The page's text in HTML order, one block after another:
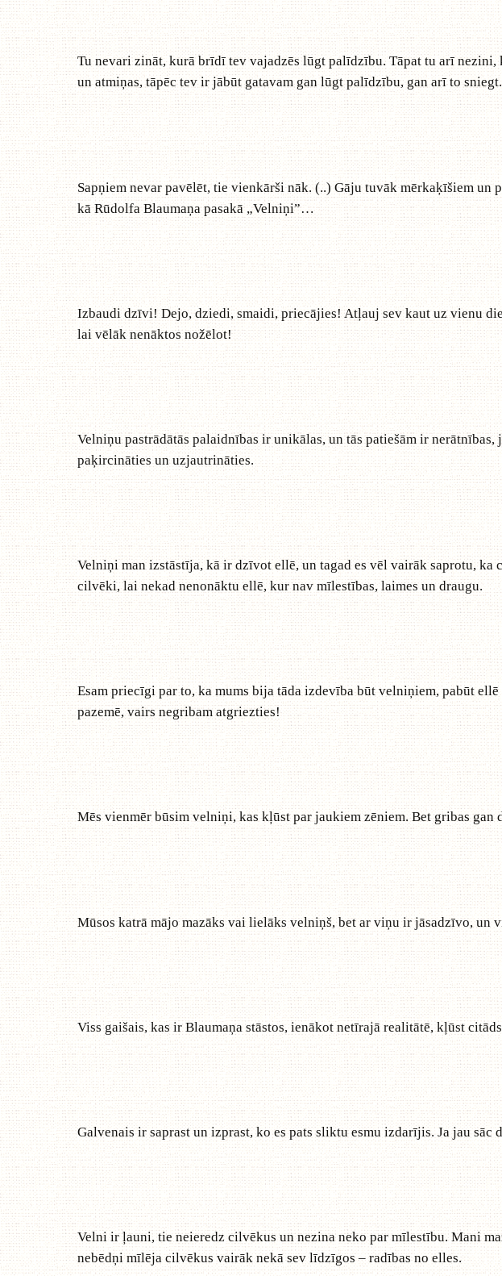
Tu nevari zināt, kurā brīdī tev vajadzēs lūgt palīdzību. Tāpat tu arī
un atmiņas, tāpēc tev ir jābūt gatavam gan lūgt palīdzību, gan arī to sniegt.
Sapņiem nevar pavēlēt, tie vienkārši nāk. (..) Gāju tuvāk mērkaķīšiem
kā Rūdolfa Blaumaņa pasakā „Velniņi”…
Izbaudi dzīvi! Dejo, dziedi, smaidi, priecājies! Atļauj sev kaut uz vienu
lai vēlāk nenāktos nožēlot!
Velniņu pastrādātās palaidnības ir unikālas, un tās patiešām ir
paķircināties un uzjautrināties.
Velniņi man izstāstīja, kā ir dzīvot ellē, un tagad es vēl vairāk saprotu,
cilvēki, lai nekad nenonāktu ellē, kur nav mīlestības, laimes un draugu.
Esam priecīgi par to, ka mums bija tāda izdevība būt velniņiem, pabūt
pazemē, vairs negribam atgriezties!
Mēs vienmēr būsim velniņi, kas kļūst par jaukiem zēniem. Bet gribas gan
Mūsos katrā mājo mazāks vai lielāks velniņš, bet ar viņu ir jāsadzīvo, un
Viss gaišais, kas ir Blaumaņa stāstos, ienākot netīrajā realitātē, kļūst
Galvenais ir saprast un izprast, ko es pats sliktu esmu izdarījis. Ja jau
Velni ir ļauni, tie neieredz cilvēkus un nezina neko par mīlestību. Mani
nebēdņi mīlēja cilvēkus vairāk nekā sev līdzīgos – radības no elles.